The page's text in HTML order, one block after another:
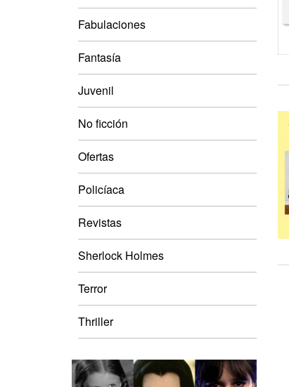
Fabulaciones
Fantasía
Juvenil
No ficción
Ofertas
Policíaca
Revistas
Sherlock Holmes
Terror
Thriller